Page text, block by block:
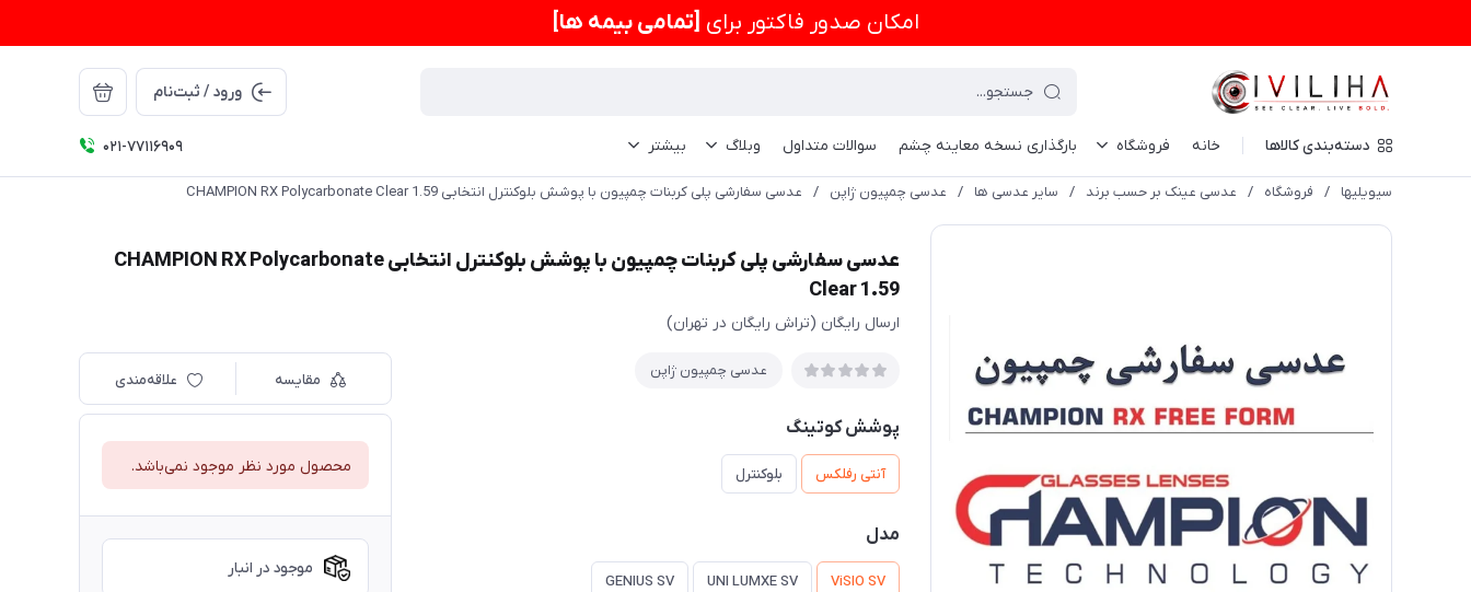
امكان صدور فاکتور برای [تمامی بیمه ها]
ورود / ثبت‌نام
دسته‌بندی کالاها خانه فروشگاه بارگذاری نسخه معاینه چشم سوالات متداول وبلاگ بیشتر 021-77116909
سیویلیها / فروشگاه / عدسی عینک بر حسب برند / سایر عدسی ها / عدسی چمپیون ژاپن / عدسی سفارشی پلی کربنات چمپیون با پوشش بلوکنترل انتخابی CHAMPION RX Polycarbonate Clear 1.59
عدسی سفارشی پلی کربنات چمپیون با پوشش بلوکنترل انتخابی CHAMPION RX Polycarbonate
Clear 1.59
ارسال رایگان (تراش رایگان در تهران)
عدسی چمپیون ژاپن
پوشش کوتینگ
آنتی رفلکس بلوکنترل
مدل
ViSIO SV
UNI LUMXE SV
GENIUS SV
مقایسه علاقه‌مندی
محصول مورد نظر موجود نمی‌باشد.
موجود در انبار